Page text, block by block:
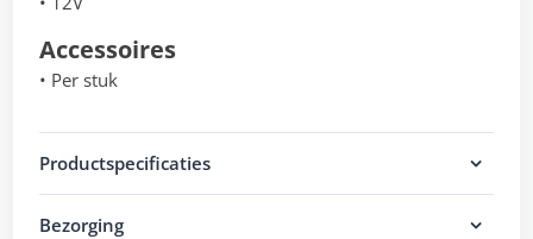
Accessoires
• Per stuk
Productspecificaties
Bezorging